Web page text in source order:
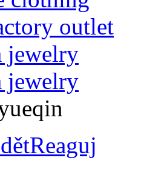
outlet
jewelry
jewelry
Reaguj